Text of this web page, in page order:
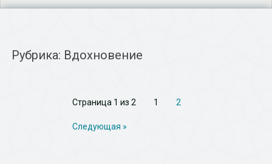
Рубрика: Вдохновение
Страница 1 из 2 1 2
Следующая »